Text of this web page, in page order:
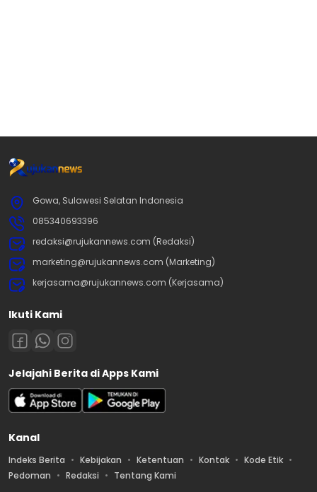
Gowa, Sulawesi Selatan Indonesia
085340693396
redaksi@rujukannews.com (Redaksi)
marketing@rujukannews.com (Marketing)
kerjasama@rujukannews.com (Kerjasama)
Ikuti Kami
Jelajahi Berita di Apps Kami
Kanal
Indeks Berita Kebijakan Ketentuan Kontak
Kode Etik
Pedoman
Redaksi Tentang Kami